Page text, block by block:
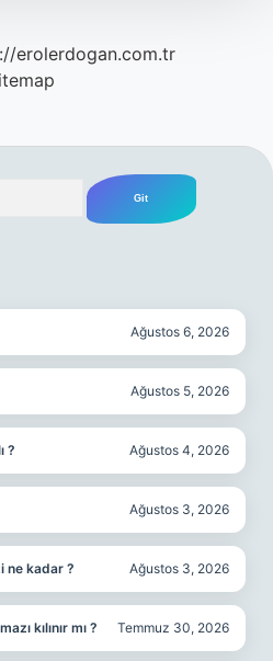
erolerdogan.com.tr
Ağustos 6, 2026
Ağustos 5, 2026
? Ağustos 4, 2026
Ağustos 3, 2026
ne kadar ? Ağustos 3, 2026
kılınır mı ? Temmuz 30, 2026